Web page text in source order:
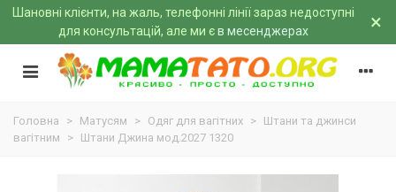
Шановні клієнти, на жаль, телефонні лінії зараз недоступні
для консультацій, але ми єв месенджерах ×
Головна > Матусям > Одяг для вагітних > Штани та джинси
вагітним
> Штани Джина мод.2027 1320